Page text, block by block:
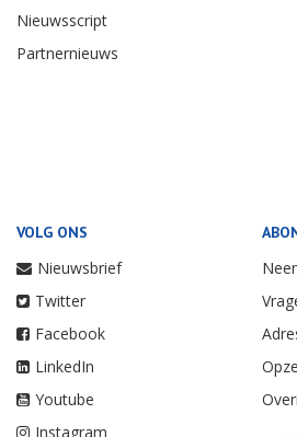
Nieuwsscript
Partnernieuws
VOLG ONS
Nieuwsbrief
Twitter
Facebook
LinkedIn
Youtube
Instagram